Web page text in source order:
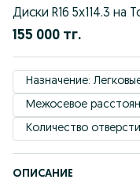
Диски R16 5x114.3 на
155 000 тг.
Назначение:
Межосевое
Количество
ОПИСАНИЕ